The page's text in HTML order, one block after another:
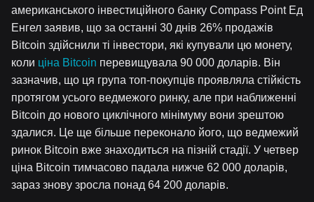
американського інвестиційного банку Compass Point Ед
Енгел заявив, що за останні 30 днів 26% продажів
Bitcoin здійснили ті інвестори, які купували цю монету,
коли ціна Bitcoin перевищувала 90 000 доларів. Він
зазначив, що ця група топ-покупців проявляла стійкість
протягом усього ведмежого ринку, але при наближенні
Bitcoin до нового циклічного мінімуму вони зрештою
здалися. Це ще більше переконало його, що ведмежий
ринок Bitcoin вже знаходиться на пізній стадії. У четвер
ціна Bitcoin тимчасово падала нижче 62 000 доларів,
зараз знову зросла понад 64 200 доларів.